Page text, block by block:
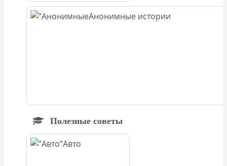
Анонимные истории
Полезные советы
Авто